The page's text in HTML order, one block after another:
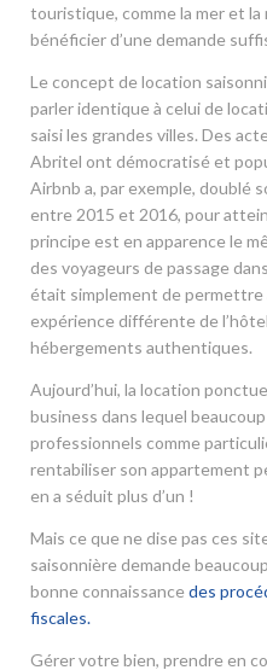
touristique, comme la mer et
bénéficier d’une demande
Le concept de location
parler identique à celui de
saisi les grandes villes. Des
Abritel ont démocratisé et
Airbnb a, par exemple, doublé
entre 2015 et 2016, pour
principe est en apparence le
des voyageurs de passage
était simplement de permettre
expérience différente de
hébergements authentiques.
Aujourd’hui, la location
business dans lequel
professionnels comme
rentabiliser son appartement
en a séduit plus d’un !
Mais ce que ne dise pas ces
saisonnière demande
bonne connaissance des
fiscales.
Gérer votre bien, prendre en